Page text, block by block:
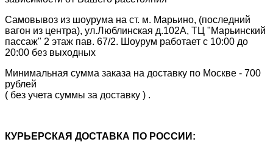
Самовывоз из шоурума на ст. м. Марьино, (последний
вагон из центра), ул.Люблинская д.102А, ТЦ "Марьинский
пассаж" 2 этаж пав. 67/2. Шоурум работает с 10:00 до
20:00 без выходных
Минимальная сумма заказа на доставку по Москве - 700
рублей
( без учета суммы за доставку ) .
КУРЬЕРСКАЯ ДОСТАВКА ПО РОССИИ: